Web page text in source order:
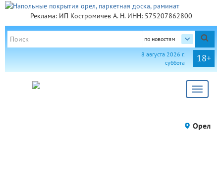
Реклама: ИП Костромичев А. Н. ИНН: 575207862800
по новостям
18+
8 августа 2026 г.
суббота
Toggle
Орел